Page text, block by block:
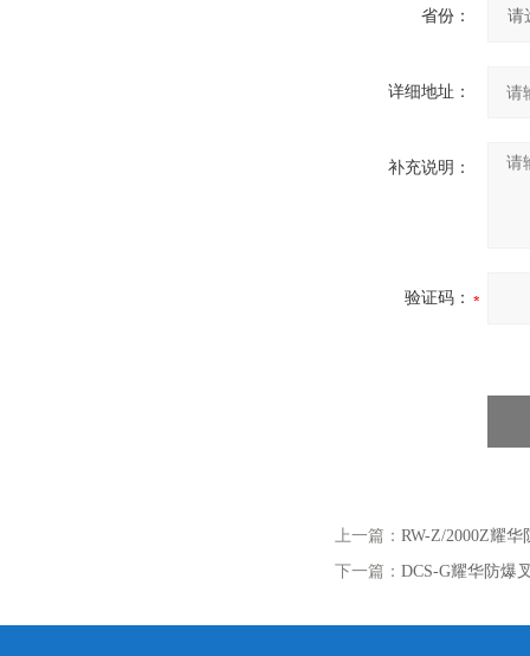
省份：
详细地址：
补充说明：
验证码：
上一篇： RW-Z/2000Z耀
下一篇： DCS-G耀华防爆